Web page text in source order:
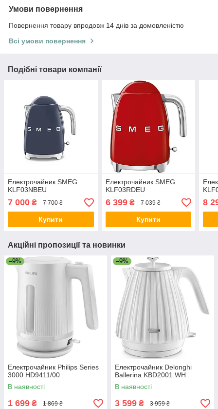
Умови повернення
Повернення товару впродовж 14 днів за домовленістю
Всі умови повернення
Подібні товари компанії
Електрочайник SMEG
KLF03NBEU
7 000 ₴ 7 700 ₴
Купити
Електрочайник SMEG
KLF03RDEU
6 399₴ 7 039 ₴
Купити
8
Акційні пропозиції та новинки
–9%
Електрочайник Philips Series
3000 HD9411/00
В наявності
1 699 ₴ 1 869 ₴
–9%
Електрочайник Delonghi
Ballerina KBD2001.WH
В наявності
3 599 ₴ 3 959 ₴